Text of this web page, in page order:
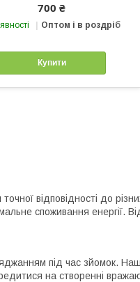
700 ₴
Оптом і в роздріб
Купити
відповідності до
споживання енергії.
під час зйомок.
на створенні